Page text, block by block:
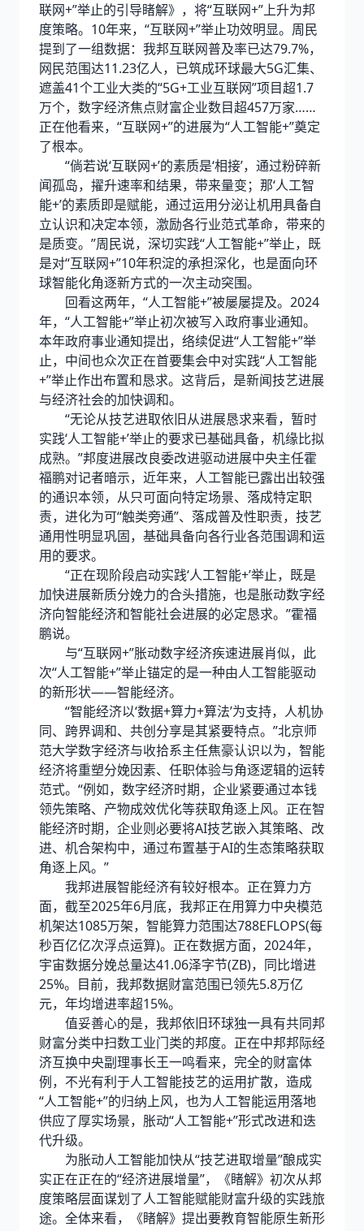
联网+”举止的引导睹解》，将“互联网+”上升为邦
度策略。10年来，“互联网+”举止功效明显。周民
提到了一组数据：我邦互联网普及率已达79.7%，
网民范围达11.23亿人，已筑成环球最大5G汇集、
遮盖41个工业大类的“5G+工业互联网”项目超1.7
万个，数字经济焦点财富企业数目超457万家……
正在他看来，“互联网+”的进展为“人工智能+”奠定
了根本。
“倘若说‘互联网+’的素质是‘相接’，通过粉碎新
闻孤岛，擢升速率和结果，带来量变；那‘人工智
能+’的素质即是赋能，通过运用分泌让机用具备自
立认识和决定本领，激励各行业范式革命，带来的
是质变。”周民说，深切实践“人工智能+”举止，既
是对“互联网+”10年积淀的承担深化，也是面向环
球智能化角逐新方式的一次主动突围。
回看这两年，“人工智能+”被屡屡提及。2024
年，“人工智能+”举止初次被写入政府事业通知。
本年政府事业通知提出，络续促进“人工智能+”举
止，中间也众次正在首要集会中对实践“人工智能
+”举止作出布置和恳求。这背后，是新闻技艺进展
与经济社会的加快调和。
“无论从技艺进取依旧从进展恳求来看，暂时
实践‘人工智能+’举止的要求已基础具备，机缘比拟
成熟。”邦度进展改良委改进驱动进展中央主任霍
福鹏对记者暗示，近年来，人工智能已露出出较强
的通识本领，从只可面向特定场景、落成特定职
责，进化为可“触类旁通”、落成普及性职责，技艺
通用性明显巩固，基础具备向各行业各范围调和运
用的要求。
“正在现阶段启动实践‘人工智能+’举止，既是
加快进展新质分娩力的合头措施，也是胀动数字经
济向智能经济和智能社会进展的必定恳求。”霍福
鹏说。
与“互联网+”胀动数字经济疾速进展肖似，此
次“人工智能+”举止锚定的是一种由人工智能驱动
的新形状——智能经济。
“智能经济以‘数据+算力+算法’为支持，人机协
同、跨界调和、共创分享是其紧要特点。”北京师
范大学数字经济与收拾系主任焦豪认识以为，智能
经济将重塑分娩因素、任职体验与角逐逻辑的运转
范式。“例如，数字经济时期，企业紧要通过本钱
领先策略、产物成效优化等获取角逐上风。正在智
能经济时期，企业则必要将AI技艺嵌入其策略、改
进、机合架构中，通过布置基于AI的生态策略获取
角逐上风。”
我邦进展智能经济有较好根本。正在算力方
面，截至2025年6月底，我邦正在用算力中央模范
机架达1085万架，智能算力范围达788EFLOPS(每
秒百亿亿次浮点运算)。正在数据方面，2024年，
宇宙数据分娩总量达41.06泽字节(ZB)，同比增进
25%。目前，我邦数据财富范围已领先5.8万亿
元，年均增进率超15%。
值妥善心的是，我邦依旧环球独一具有共同邦
财富分类中扫数工业门类的邦度。正在中邦邦际经
济互换中央副理事长王一鸣看来，完全的财富体
例，不光有利于人工智能技艺的运用扩散，造成
“人工智能+”的归纳上风，也为人工智能运用落地
供应了厚实场景，胀动“人工智能+”形式改进和迭
代升级。
为胀动人工智能加快从“技艺进取增量”酿成实
实正在正在的“经济进展增量”，《睹解》初次从邦
度策略层面谋划了人工智能赋能财富升级的实践旅
途。全体来看，《睹解》提出要教育智能原生新形